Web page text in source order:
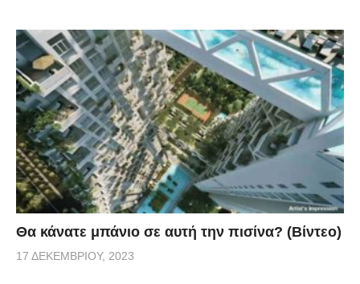
Θα κάνατε μπάνιο σε αυτή την πισίνα? (Βίντεο)
17 ΔΕΚΕΜΒΡΊΟΥ, 2023